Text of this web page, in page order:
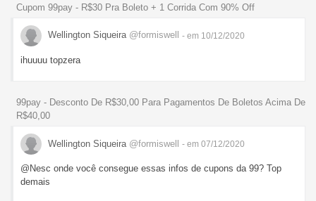
Cupom 99pay - R$30 Pra Boleto + 1 Corrida Com 90% Off
Wellington Siqueira @formiswell - em 10/12/2020
ihuuuu topzera
99pay - Desconto De R$30,00 Para Pagamentos De Boletos Acima De
R$40,00
Wellington Siqueira @formiswell - em 07/12/2020
@Nesc onde você consegue essas infos de cupons da 99? Top
demais